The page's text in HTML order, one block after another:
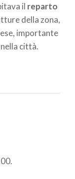
il reparto
della zona,
importante
nella città.